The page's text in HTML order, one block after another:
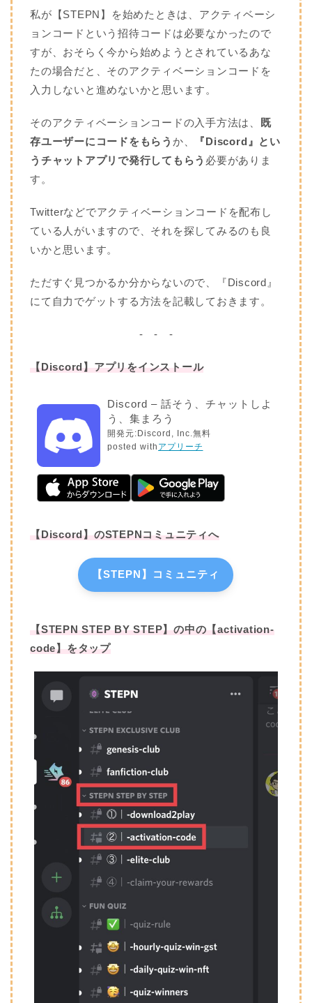
私が【STEPN】を始めたときは、アクティベーシ
ョンコードという招待コードは必要なかったので
すが、おそらく今から始めようとされているあな
たの場合だと、そのアクティベーションコードを
入力しないと進めないかと思います。
そのアクティベーションコードの入手方法は、
既
存ユーザーにコードをもらう か、
『Discord』とい
うチャットアプリで発行してもらう 必要がありま
す。
Twitterなどでアクティベーションコードを配布し
ている人がいますので、それを探してみるのも良
いかと思います。
ただすぐ見つかるか分からないので、『Discord』
にて自力でゲットする方法を記載しておきます。
- - -
【Discord】アプリをインストール
Discord – 話そう、チャットしよ
う、集まろう
開発元:Discord, Inc.無料
posted with アプリーチ
【Discord】のSTEPNコミュニティへ
【STEPN】コミュニティ
【STEPN STEP BY STEP】の中の【activation-
code】をタップ